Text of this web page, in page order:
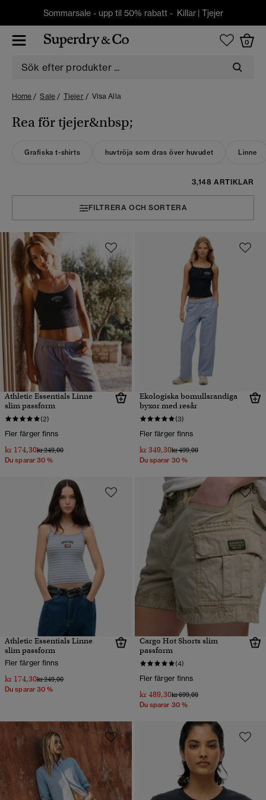
Sommarsale - upp til 50% rabatt - Killar| Tjejer
0
Home Sale Tjejer Visa Alla
Rea för tjejer&nbsp;
Grafiska t-shirts huvtröja som dras över huvudet Linne
3,148 ARTIKLAR
FILTRERA OCH SORTERA
Athletic Essentials Linne
slim passform
(2)
Fler färger finns
kr 174,30Pris reducerat från
kr 249,00till
Du sparar 30 %
Ekologiska bomullsrandiga
byxor med resår
(3)
Fler färger finns
kr 349,30Pris reducerat från
kr 499,00till
Du sparar 30 %
Athletic Essentials Linne
slim passform
Fler färger finns
kr 174,30Pris reducerat från
kr 249,00till
Du sparar 30 %
Cargo Hot Shorts slim
passform
(4)
Fler färger finns
kr 489,30Pris reducerat från
kr 699,00till
Du sparar 30 %